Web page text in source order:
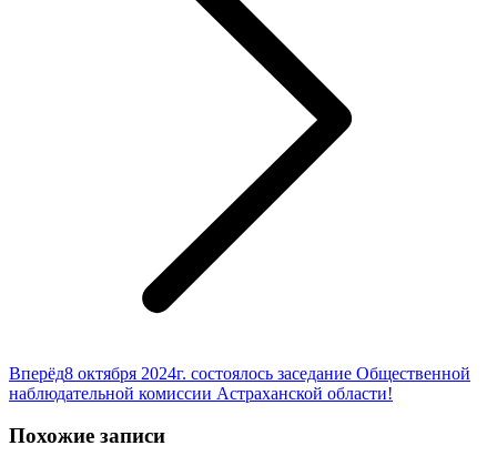
ВперёдСледующая
запись:
8 октября 2024г. состоялось заседание Общественной
наблюдательной комиссии Астраханской области!
Похожие записи